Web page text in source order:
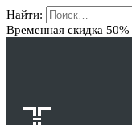
Найти:
Временная скидка 50%